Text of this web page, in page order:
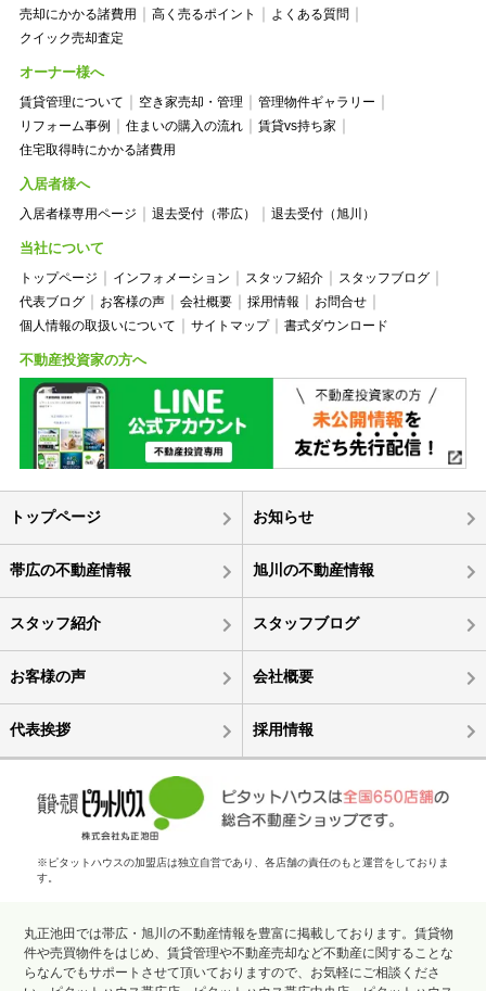
売却にかかる諸費用
高く売るポイント
よくある質問
クイック売却査定
オーナー様へ
賃貸管理について 空き家売却・管理
管理物件ギャラリー
リフォーム事例
住まいの購入の流れ
賃貸vs持ち家
住宅取得時にかかる諸費用
入居者様へ
入居者様専用ページ 退去受付（帯広） 退去受付（旭川）
当社について
トップページ インフォメーション スタッフ紹介
スタッフブログ
代表ブログ
お客様の声 会社概要 採用情報
お問合せ
個人情報の取扱いについて
サイトマップ 書式ダウンロード
不動産投資家の方へ
トップページ お知らせ
帯広の不動産情報 旭川の不動産情報
スタッフ紹介 スタッフブログ
お客様の声 会社概要
代表挨拶 採用情報
※ピタットハウスの加盟店は独立自営であり、各店舗の責任のもと運営をしておりま
す。
丸正池田では帯広・旭川の不動産情報を豊富に掲載しております。賃貸物
件や売買物件をはじめ、賃貸管理や不動産売却など不動産に関することな
らなんでもサポートさせて頂いておりますので、お気軽にご相談くださ